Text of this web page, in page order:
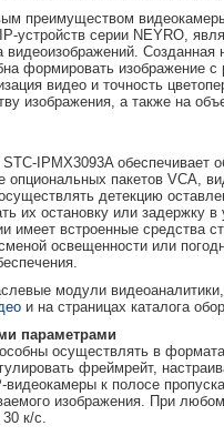
преимуществом
устройств серии NEYRO,
видеоизображений. Созданная
формировать изображение
видео и точность
изображения, а также на
IPMX3093A обеспечивает
опциональных пакетов VCA,
детекцию
их остановку или задержку
имеет встроенные средства
освещенности или
модули
и на страницах каталога
параметрами
осуществлять в
фреймрейт,
к полосе
изображения. При
к/с.